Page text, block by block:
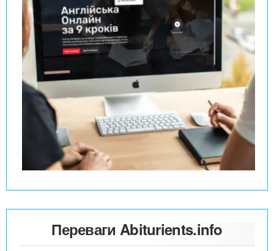
Переваги Abiturients.info